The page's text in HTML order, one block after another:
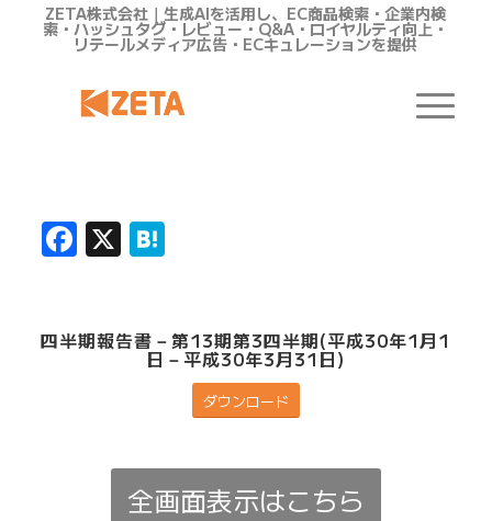
ZETA株式会社｜生成AIを活用し、EC商品検索・企業内検
索・ハッシュタグ・レビュー・Q&A・ロイヤルティ向上・
リテールメディア広告・ECキュレーションを提供
Facebook
X Hatena
四半期報告書－第13期第3四半期(平成30年1月1
日－平成30年3月31日)
ダウンロード
全画面表示はこちら